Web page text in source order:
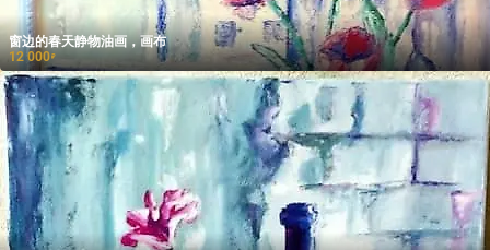
窗边的春天静物油画，画布
12 000₽